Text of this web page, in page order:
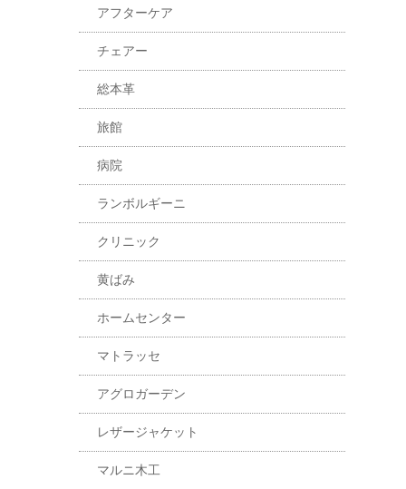
アフターケア
チェアー
総本革
旅館
病院
ランボルギーニ
クリニック
黄ばみ
ホームセンター
マトラッセ
アグロガーデン
レザージャケット
マルニ木工